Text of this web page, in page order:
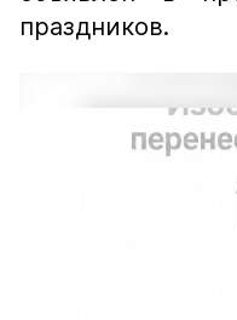
праздников.